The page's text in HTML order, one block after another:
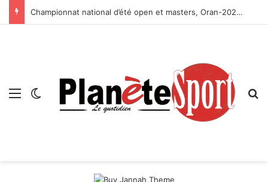
Championnat national d’été open et masters, Oran-2026 — Le CRB s’adjuge le titre
Menu Switch skin